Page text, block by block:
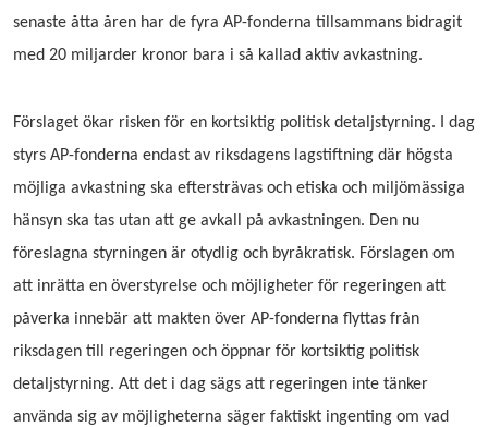
senaste åtta åren har de fyra AP-fonderna tillsammans bidragit
med 20 miljarder kronor bara i så kallad aktiv avkastning.
Förslaget ökar risken för en kortsiktig politisk detaljstyrning. I dag
styrs AP-fonderna endast av riksdagens lagstiftning där högsta
möjliga avkastning ska eftersträvas och etiska och miljömässiga
hänsyn ska tas utan att ge avkall på avkastningen. Den nu
föreslagna styrningen är otydlig och byråkratisk. Förslagen om
att inrätta en överstyrelse och möjligheter för regeringen att
påverka innebär att makten över AP-fonderna flyttas från
riksdagen till regeringen och öppnar för kortsiktig politisk
detaljstyrning. Att det i dag sägs att regeringen inte tänker
använda sig av möjligheterna säger faktiskt ingenting om vad